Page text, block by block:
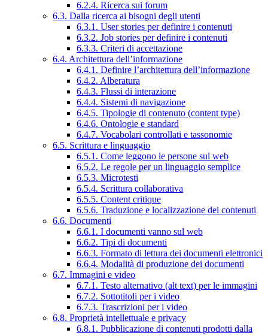
6.2.4. Ricerca sui forum
6.3. Dalla ricerca ai bisogni degli utenti
6.3.1. User stories per definire i contenuti
6.3.2. Job stories per definire i contenuti
6.3.3. Criteri di accettazione
6.4. Architettura dell’informazione
6.4.1. Definire l’architettura dell’informazione
6.4.2. Alberatura
6.4.3. Flussi di interazione
6.4.4. Sistemi di navigazione
6.4.5. Tipologie di contenuto (content type)
6.4.6. Ontologie e standard
6.4.7. Vocabolari controllati e tassonomie
6.5. Scrittura e linguaggio
6.5.1. Come leggono le persone sul web
6.5.2. Le regole per un linguaggio semplice
6.5.3. Microtesti
6.5.4. Scrittura collaborativa
6.5.5. Content critique
6.5.6. Traduzione e localizzazione dei contenuti
6.6. Documenti
6.6.1. I documenti vanno sul web
6.6.2. Tipi di documenti
6.6.3. Formato di lettura dei documenti elettronici
6.6.4. Modalità di produzione dei documenti
6.7. Immagini e video
6.7.1. Testo alternativo (alt text) per le immagini
6.7.2. Sottotitoli per i video
6.7.3. Trascrizioni per i video
6.8. Proprietà intellettuale e privacy
6.8.1. Pubblicazione di contenuti prodotti dalla